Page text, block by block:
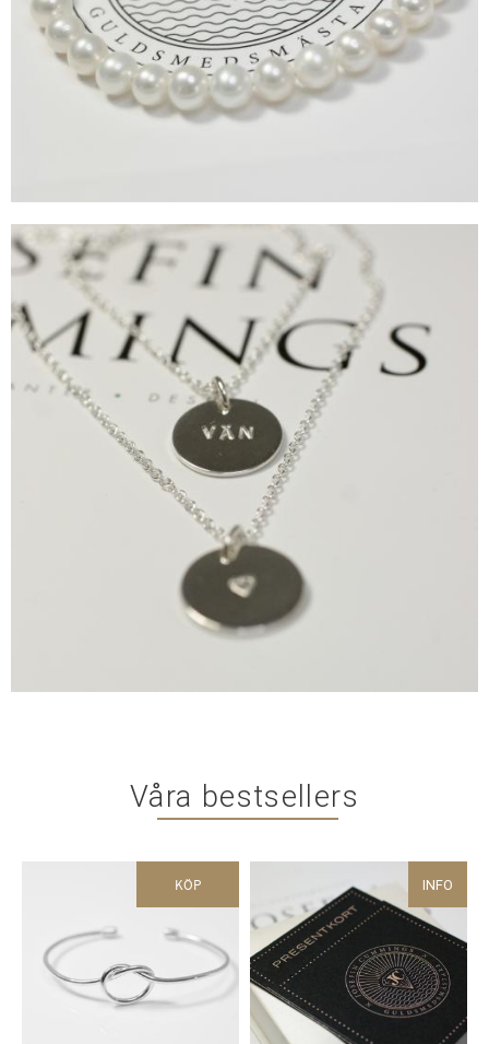
Våra bestsellers
KÖP INFO